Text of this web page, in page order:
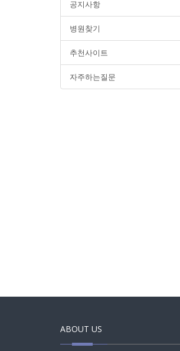
공지사항
병원찾기
추천사이트
자주하는질문
ABOUT US